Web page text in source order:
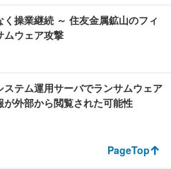
操業継続 ～ 住友金属鉱山のフィ
ムウェア攻撃
テム運用サーバでランサムウェア
外部から閲覧された可能性
PageTop